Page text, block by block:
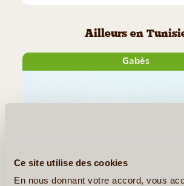
Ce site utilise des cookies
En nous donnant votre accord, vous
Ailleurs en
Gabès